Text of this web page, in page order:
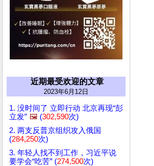
近期最受欢迎的文章
2023年6月12日
1. 没时间了 立即行动 北京再现“彭
立发” 🖼️ (302,590次)
2. 两支反普京组织攻入俄国
(284,250次)
3. 年轻人找不到工作，习近平说
要学会“吃苦” (274,500次)